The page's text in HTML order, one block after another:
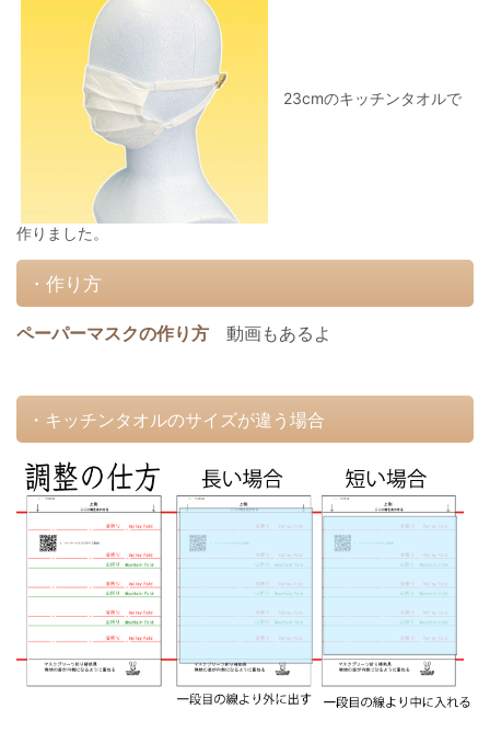
23cmのキッチンタオルで
作りました。
・作り方
ペーパーマスクの作り方 動画もあるよ
・キッチンタオルのサイズが違う場合